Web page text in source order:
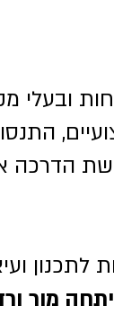
ובעלי
הדרכה
מור